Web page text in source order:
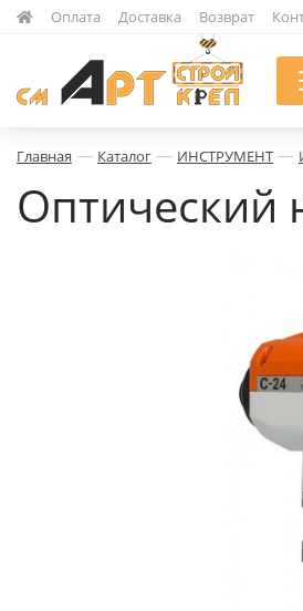
Оплата Доставка Возврат
Главная — Каталог — ИНСТРУМЕНТ —
Оптический